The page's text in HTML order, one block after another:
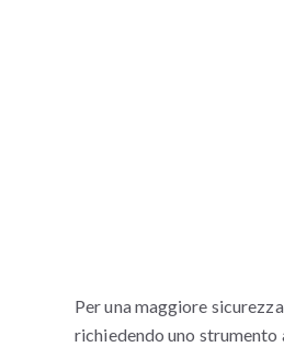
Per una maggiore
richiedendo uno